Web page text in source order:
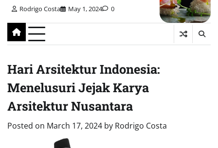
Rodrigo Costa May 1, 2024 0
Hari Arsitektur Indonesia:
Menelusuri Jejak Karya
Arsitektur Nusantara
Posted on March 17, 2024 by Rodrigo Costa